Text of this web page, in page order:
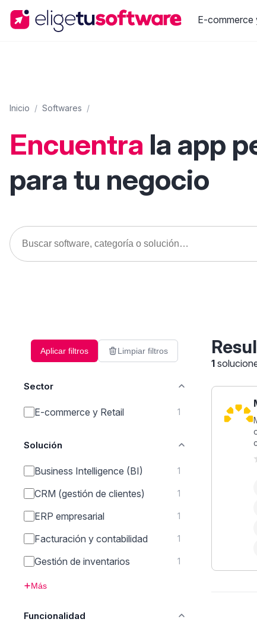
E-commerce
Inicio / Softwares /
Encuentra la app
para tu negocio
Aplicar filtros Limpiar filtros
Sector
E-commerce y Retail 1
Solución
Business Intelligence (BI) 1
CRM (gestión de clientes) 1
ERP empresarial 1
Facturación y contabilidad 1
Gestión de inventarios 1
Más
Funcionalidad
1